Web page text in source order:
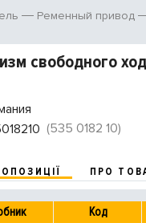
Ременный привод
свободного
(535 0182 10)
ПРО
Код